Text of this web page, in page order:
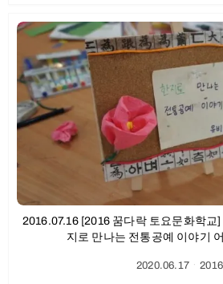
2016.07.16 [2016 꿈다락 토요문화학교
지로 만나는 전통공예 이야기
2020.06.17ㆍ2016